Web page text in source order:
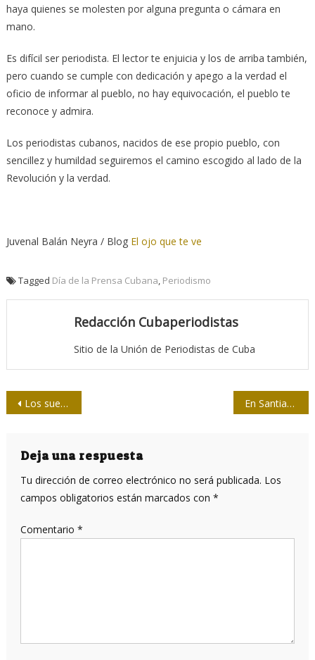
haya quienes se molesten por alguna pregunta o cámara en
mano.
Es difícil ser periodista. El lector te enjuicia y los de arriba también,
pero cuando se cumple con dedicación y apego a la verdad el
oficio de informar al pueblo, no hay equivocación, el pueblo te
reconoce y admira.
Los periodistas cubanos, nacidos de ese propio pueblo, con
sencillez y humildad seguiremos el camino escogido al lado de la
Revolución y la verdad.
Juvenal Balán Neyra / Blog El ojo que te ve
Tagged Día de la Prensa Cubana, Periodismo
Redacción Cubaperiodistas
Sitio de la Unión de Periodistas de Cuba
Navegación
entradas
Los sueños de Albert En Santiago, homenaje a los próceres de la Patria
Deja una respuesta
Tu dirección de correo electrónico no será publicada. Los
campos obligatorios están marcados con *
Comentario *